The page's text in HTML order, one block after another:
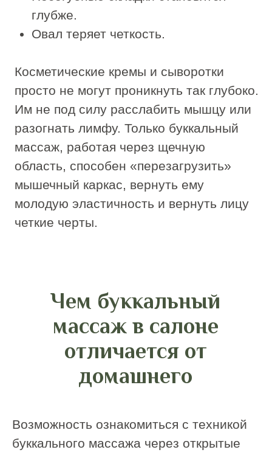
для проработки глубоких мышечных
слоев, а когда перейти на более
деликатный режим. Дома
контролировать этот параметр
Процедура в салоне проводится с
обязательным использованием
стерильных перчаток и
неукоснительным выполнением
санитарных требований. Это базовое
условие безопасности при работе со
слизистой оболочкой, которое трудно
воспроизвести в бытовых условиях.
Системный результат. В IDOL FACE
буккальный массаж встраивается в
воротниковой зоны. Такой подход
обеспечивает выраженный лифтинг-
эффект, недостижимый при